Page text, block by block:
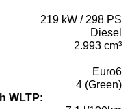
219 kW / 298 PS
Diesel
2.993 cm³
Euro6
4 (Green)
WLTP: